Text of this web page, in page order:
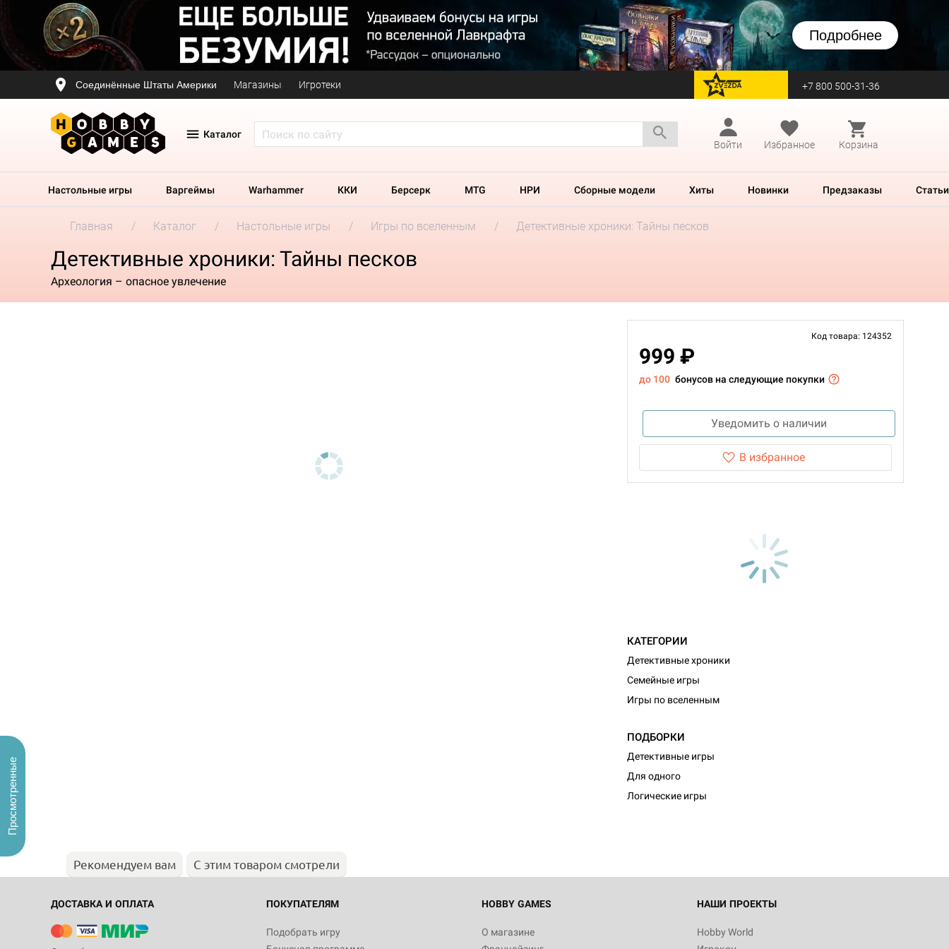
Подробнее
Соединённые Штаты Америки Магазины Игротеки перейти на Zvezda +7 800 500-31-36
Каталог
Войти
Избранное Корзина
Настольные игры Варгеймы Warhammer ККИ Берсерк MTG НРИ Сборные модели Хиты Новинки Предзаказы Статьи
Главная Каталог Настольные игры Игры по вселенным Детективные хроники: Тайны песков
Детективные хроники: Тайны песков
Археология – опасное увлечение
Код товара: 124352
999 ₽
до 100 бонусов на следующие покупки
Уведомить о наличии
В избранное
КАТЕГОРИИ
Детективные хроники
Семейные игры
Игры по вселенным
ПОДБОРКИ
Детективные игры
Для одного
Логические игры
Рекомендуем вам С этим товаром смотрели
ДОСТАВКА И ОПЛАТА ПОКУПАТЕЛЯМ
Подобрать игру
HOBBY GAMES
О магазине
НАШИ ПРОЕКТЫ
Hobby World
Просмотренные
Настольная игра Hobby World Журнал
"Мир фантастики. Спецвыпуск: Братья
империи: Боевая тревога
799